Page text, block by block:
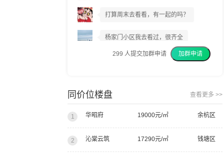
打算周末去看看，有一起的吗？
杨家门小区我去看过，很齐全
我上周已经交了意向金
299 人提交加群申请 加群申请
同价位楼盘 查看更多 >>
1 华昭府 19000元/㎡ 余杭区
2 沁棠云筑 17290元/㎡ 钱塘区